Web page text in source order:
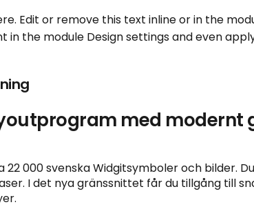
Edit or remove this text inline or in the
in the module Design settings and even
med
22 000 svenska Widgitsymboler och bilder.
I det nya gränssnittet får du tillgång till